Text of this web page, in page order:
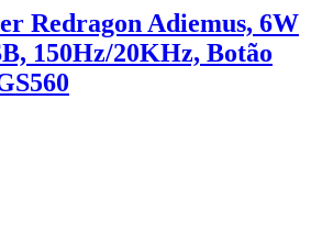
Redragon Adiemus, 6W
150Hz/20KHz, Botão